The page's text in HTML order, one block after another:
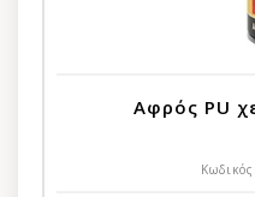
Αφρός PU
Κωδικός: